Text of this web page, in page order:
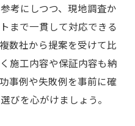
考にしつつ、現地調査か
まで一貫して対応できる
数社から提案を受けて比
施工内容や保証内容も納
事例や失敗例を事前に確
びを心がけましょう。